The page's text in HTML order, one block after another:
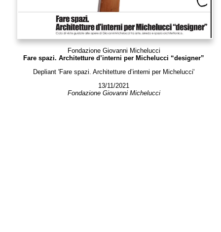
Fondazione Giovanni Michelucci
Fare spazi. Architetture d’interni per Michelucci “designer”
Depliant 'Fare spazi. Architetture d’interni per Michelucci'
13/11/2021
Fondazione Giovanni Michelucci